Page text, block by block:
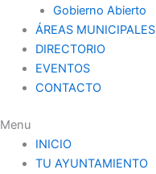
Gobierno Abierto
ÁREAS MUNICIPALES
DIRECTORIO
EVENTOS
CONTACTO
Menu
INICIO
TU AYUNTAMIENTO